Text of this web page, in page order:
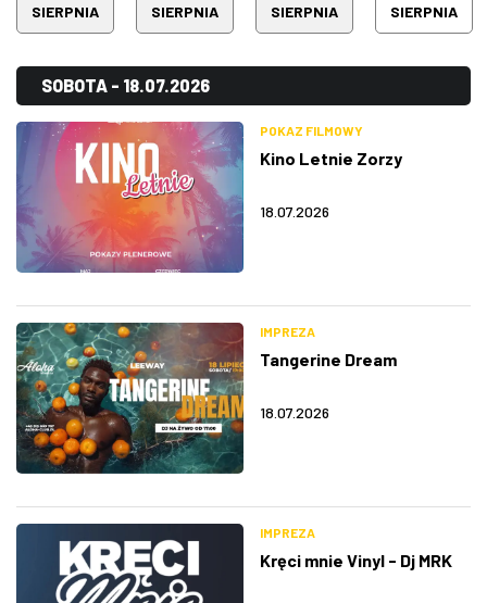
Wszystkie kategorie
(195)
SIERPNIA SIERPNIA SIERPNIA SIERPNIA
SOBOTA - 18.07.2026
POKAZ FILMOWY
Kino Letnie Zorzy
18.07.2026
IMPREZA
Tangerine Dream
18.07.2026
IMPREZA
Kręci mnie Vinyl - Dj MRK